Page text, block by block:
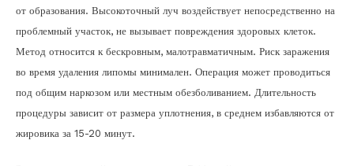
от образования. Высокоточный луч воздействует непосредственно на
проблемный участок, не вызывает повреждения здоровых клеток.
Метод относится к бескровным, малотравматичным. Риск заражения
во время удаления липомы минимален. Операция может проводиться
под общим наркозом или местным обезболиванием. Длительность
процедуры зависит от размера уплотнения, в среднем избавляются от
жировика за 15-20 минут.